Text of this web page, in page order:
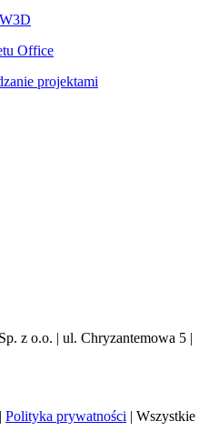
Office
projektami
z o.o. | ul. Chryzantemowa 5 |
| Polityka prywatności | Wszystkie